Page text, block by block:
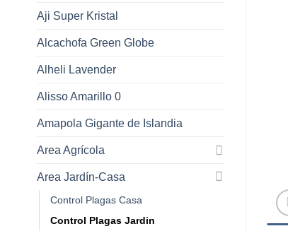
Aji Super Kristal
Alcachofa Green Globe
Alheli Lavender
Alisso Amarillo 0
Amapola Gigante de Islandia
Area Agrícola
Area Jardín-Casa
Control Plagas Casa
Control Plagas Jardin